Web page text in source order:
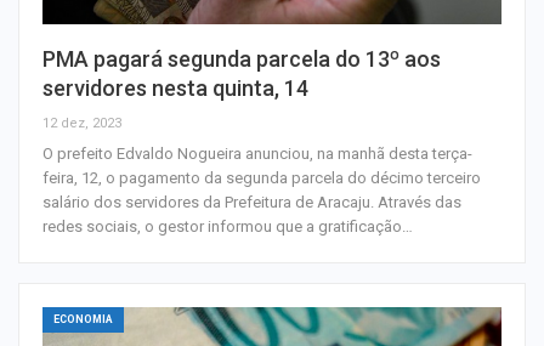
PMA pagará segunda parcela do 13º aos
servidores nesta quinta, 14
12 dez, 2023
O prefeito Edvaldo Nogueira anunciou, na manhã desta terça-
feira, 12, o pagamento da segunda parcela do décimo terceiro
salário dos servidores da Prefeitura de Aracaju. Através das
redes sociais, o gestor informou que a gratificação…
ECONOMIA